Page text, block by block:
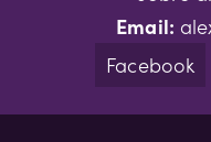
Email:
Facebook